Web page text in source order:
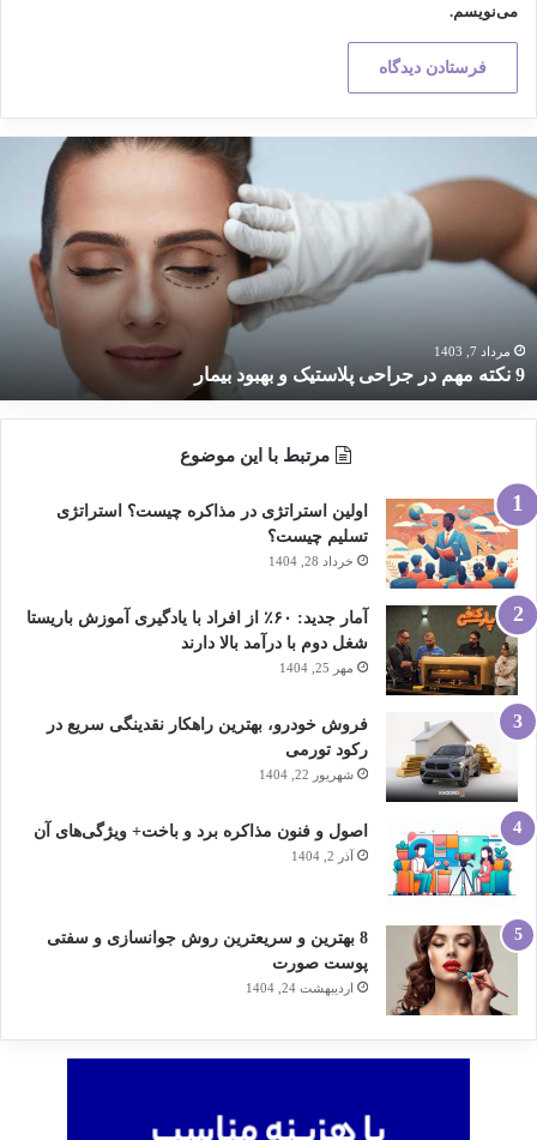
می‌نویسم.
مهم
جراحی
پلاستیک
و
بیمارمرداد 7, 1403
9 نکته مهم در جراحی پلاستیک و بهبود بیمار
مرتبط با این موضوع
اولین استراتژی در مذاکره چیست؟ استراتژی
تسلیم چیست؟
خرداد 28, 1404
آمار جدید: ۶۰٪ از افراد با یادگیری آموزش باریستا
شغل دوم با درآمد بالا دارند
مهر 25, 1404
فروش خودرو، بهترین راهکار نقدینگی سریع در
رکود تورمی
شهریور 22, 1404
اصول و فنون مذاکره برد و باخت+ ویژگی‌های آن
آذر 2, 1404
8 بهترین و سریعترین روش جوانسازی و سفتی
پوست صورت
اردیبهشت 24, 1404